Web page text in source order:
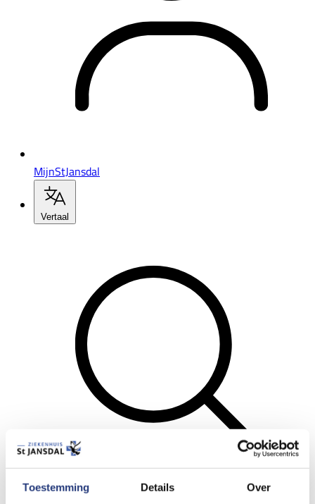
Toestemming Details Over
MijnStJansdal
Vertaal